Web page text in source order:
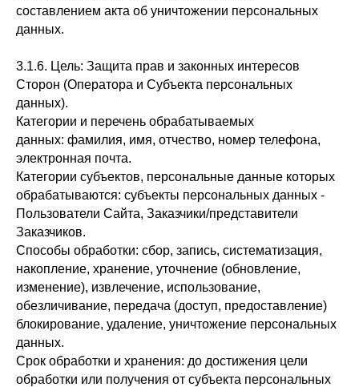
составлением акта об уничтожении персональных
данных.
3.1.6. Цель: Защита прав и законных интересов
Сторон (Оператора и Субъекта персональных
данных).
Категории и перечень обрабатываемых
данных: фамилия, имя, отчество, номер телефона,
электронная почта.
Категории субъектов, персональные данные которых
обрабатываются: субъекты персональных данных -
Пользователи Сайта, Заказчики/представители
Заказчиков.
Способы обработки: сбор, запись, систематизация,
накопление, хранение, уточнение (обновление,
изменение), извлечение, использование,
обезличивание, передача (доступ, предоставление)
блокирование, удаление, уничтожение персональных
данных.
Срок обработки и хранения: до достижения цели
обработки или получения от субъекта персональных